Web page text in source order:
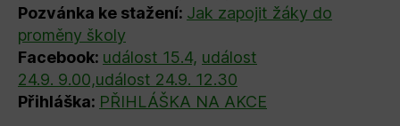
Pozvánka ke stažení: Jak zapojit žáky do
proměny školy
Facebook: událost 15.4, událost
24.9. 9.00,událost 24.9. 12.30
Přihláška: PŘIHLÁŠKA NA AKCE